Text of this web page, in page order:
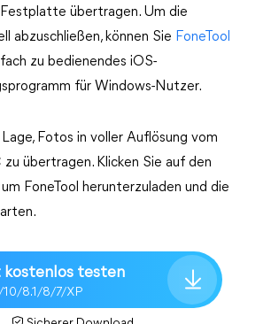
übertragen. Um die
abzuschließen, können Sie FoneTool
zu bedienendes iOS-
für Windows-Nutzer.
Fotos in voller Auflösung vom
übertragen. Klicken Sie auf den
FoneTool herunterzuladen und die
kostenlos testen
10/8.1/8/7/XP